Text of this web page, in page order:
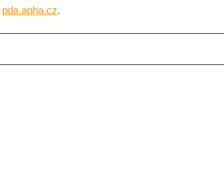
pda.apha.cz.